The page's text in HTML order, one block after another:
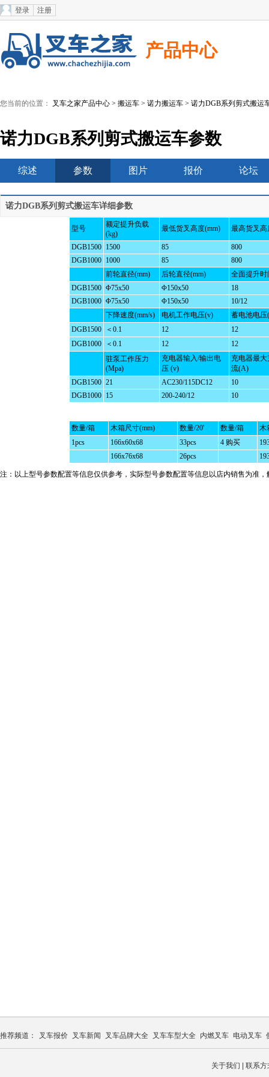
登录 注册
产品中心
您当前的位置： 叉车之家产品中心 > 搬运车 > 诺力搬运车 > 诺力DGB系列剪式搬运
诺力DGB系列剪式搬运车参数
综述 参数 图片 报价 论坛
诺力DGB系列剪式搬运车详细参数
型号
额定提升负载
(kg)
最低货叉高度(mm) 最高货叉高
DGB1500 1500 85
800
DGB1000 1000 85
800
前轮直径(mm)
后轮直径(mm)
全面提升时
DGB1500 Φ75x50 Φ150x50
18
DGB1000 Φ75x50 Φ150x50
10/12
下降速度(mm/s)
电机工作电压(v)
蓄电池电压
DGB1500
＜0.1 12
12
DGB1000
＜0.1 12
12
驻泵工作压力
(Mpa)
充电器输入/输出电
压 (v)
充电器最
流(A)
DGB1500 21 AC230/115DC12
10
DGB1000 15 200-240/12 10
数量/箱 木箱尺寸(mm) 数量/20' 数量/箱
木
1pcs
166x60x68 33pcs 4 购买
166x76x68
26pcs
注：以上型号参数配置等信息仅供参考，实际型号参数配置等信息以店内销售为准
推荐频道： 叉车报价 叉车新闻 叉车品牌大全 叉车车型大全 内燃叉车 电动叉车
关于我们 联系方